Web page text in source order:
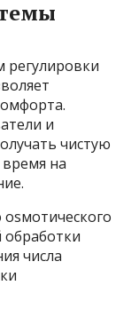
регулировки
и
чистую
время на
числа